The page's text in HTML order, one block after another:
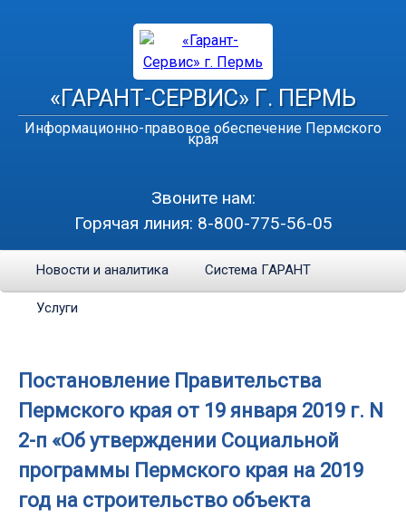
«ГАРАНТ-СЕРВИС» Г. ПЕРМЬ
Информационно-правовое обеспечение Пермского
края
Звоните нам:
Горячая линия: 8-800-775-56-05
Новости и аналитика Система ГАРАНТ
Услуги
Постановление Правительства
Пермского края от 19 января 2019 г. N
2-п «Об утверждении Социальной
программы Пермского края на 2019
год на строительство объекта